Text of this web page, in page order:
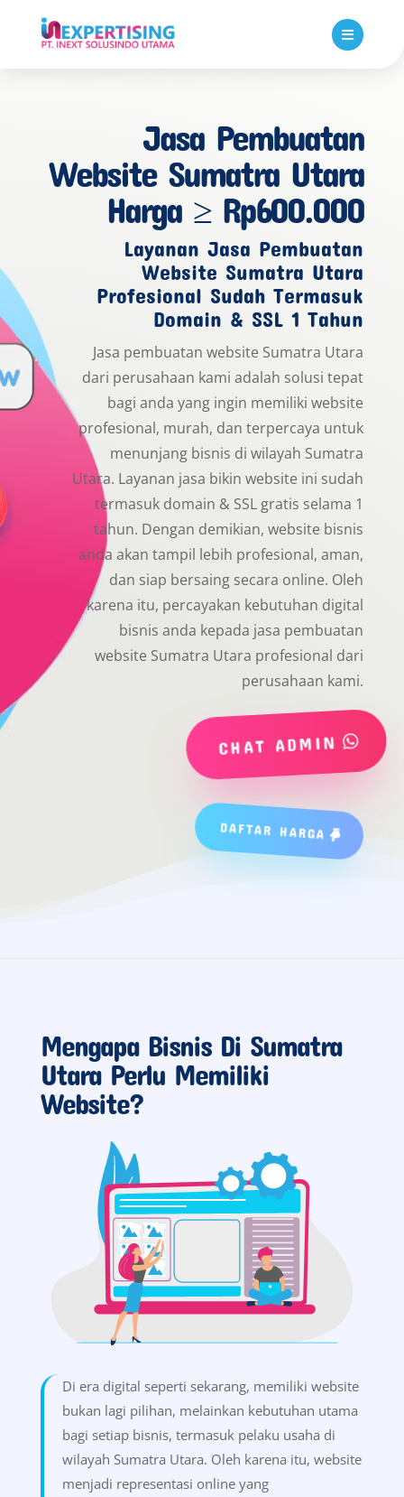

Jasa Pembuatan
Website Sumatra Utara
Harga ≥ Rp600.000
Layanan Jasa Pembuatan
Website Sumatra Utara
Profesional Sudah Termasuk
Domain & SSL 1 Tahun
Jasa pembuatan website Sumatra Utara
dari perusahaan kami adalah solusi tepat
bagi anda yang ingin memiliki website
profesional, murah, dan terpercaya untuk
menunjang bisnis di wilayah Sumatra
Utara. Layanan jasa bikin website ini sudah
termasuk domain & SSL gratis selama 1
tahun. Dengan demikian, website bisnis
anda akan tampil lebih profesional, aman,
dan siap bersaing secara online. Oleh
karena itu, percayakan kebutuhan digital
bisnis anda kepada jasa pembuatan
website Sumatra Utara profesional dari
perusahaan kami.
CHAT ADMIN
DAFTAR HARGA
Mengapa Bisnis Di Sumatra
Utara Perlu Memiliki
Website?
Di era digital seperti sekarang, memiliki website
bukan lagi pilihan, melainkan kebutuhan utama
bagi setiap bisnis, termasuk pelaku usaha di
wilayah Sumatra Utara. Oleh karena itu, website
menjadi representasi online yang